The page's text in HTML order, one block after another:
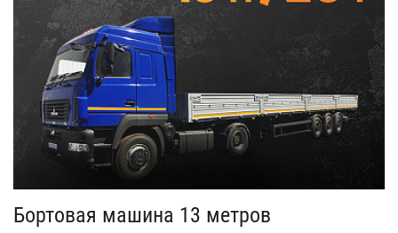
Бортовая машина 13 метров